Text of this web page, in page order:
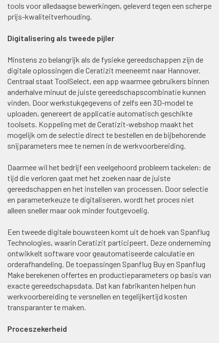
tools voor alledaagse bewerkingen, geleverd tegen een scherpe
prijs-kwaliteitverhouding.
Digitalisering als tweede pijler
Minstens zo belangrijk als de fysieke gereedschappen zijn de
digitale oplossingen die Ceratizit meeneemt naar Hannover.
Centraal staat ToolSelect, een app waarmee gebruikers binnen
anderhalve minuut de juiste gereedschapscombinatie kunnen
vinden. Door werkstukgegevens of zelfs een 3D-model te
uploaden, genereert de applicatie automatisch geschikte
toolsets. Koppeling met de Ceratizit-webshop maakt het
mogelijk om de selectie direct te bestellen en de bijbehorende
snijparameters mee te nemen in de werkvoorbereiding.
Daarmee wil het bedrijf een veelgehoord probleem tackelen: de
tijd die verloren gaat met het zoeken naar de juiste
gereedschappen en het instellen van processen. Door selectie
en parameterkeuze te digitaliseren, wordt het proces niet
alleen sneller maar ook minder foutgevoelig.
Een tweede digitale bouwsteen komt uit de hoek van Spanflug
Technologies, waarin Ceratizit participeert. Deze onderneming
ontwikkelt software voor geautomatiseerde calculatie en
orderafhandeling. De toepassingen Spanflug Buy en Spanflug
Make berekenen offertes en productieparameters op basis van
exacte gereedschapsdata. Dat kan fabrikanten helpen hun
werkvoorbereiding te versnellen en tegelijkertijd kosten
transparanter te maken.
Proceszekerheid